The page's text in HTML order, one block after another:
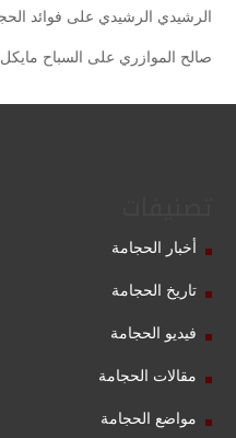
الرشيدي الرشيدي على فوائد
صالح الموازري على السباح
أخبار الحجامة
تاريخ الحجامة
فيديو الحجامة
مقالات الحجامة
مواضع الحجامة